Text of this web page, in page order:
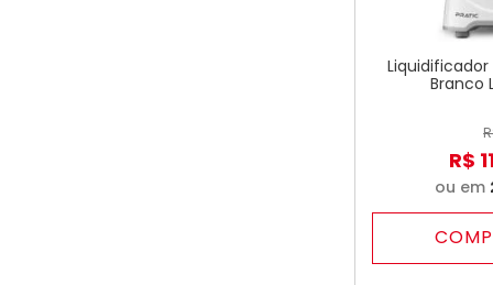
Liquidificador
Branco
R$
ou em